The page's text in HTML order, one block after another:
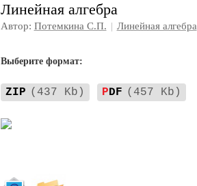
Линейная алгебра
Автор: Потемкина С.П. | Линейная алгебра
Выберите формат:
ZIP (437 Kb) PDF (457 Kb)